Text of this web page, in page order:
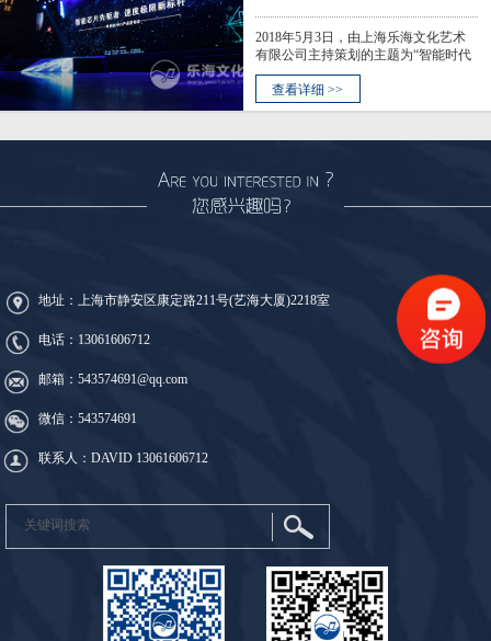
2018年5月3日，由上海乐海文化艺术
有限公司主持策划的主题为“智能时代
先驱者，速度极限新标杆”寒武纪科技
产品发布会在上海国际会议中心盛大
开启，产品发布会现场包括联想、中
技站台，各合伙企业还都分别对寒武
查看详细 >>
地址：上海市静安区康定路211号(艺海大厦)2218室
电话： 13061606712
邮箱：543574691@qq.com
微信：543574691
联系人：DAVID 13061606712